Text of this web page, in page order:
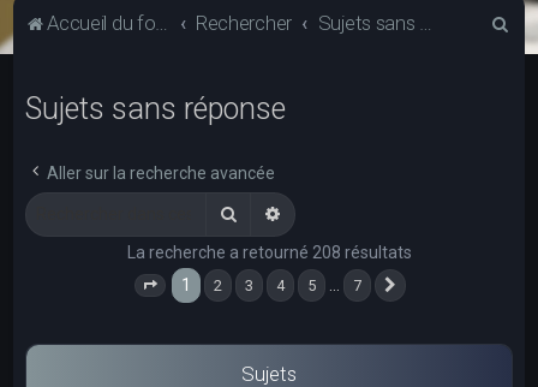
Accueil du forum Rechercher Sujets sans réponse
Sujets sans réponse
Aller sur la recherche avancée
RechercherRecherche avancée
La recherche a retourné 208 résultats
Page 1 sur
1 2 3 4 5 7
Sujets